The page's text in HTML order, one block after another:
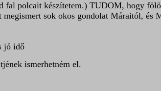
fal polcait készítetem.) TUDOM, hogy
sok okos gondolat Máraitól, és
jó idő
ismerhetném el.